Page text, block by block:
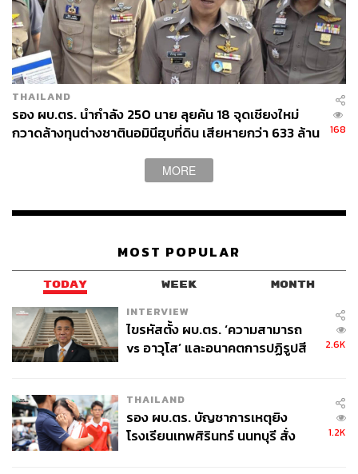
THAILAND
รอง ผบ.ตร. นำกำลัง 250 นาย ลุยค้น 18 จุดเชียงใหม่
กวาดล้างทุนต่างชาตินอมินีฮุบที่ดิน เสียหายกว่า 633 ล้าน
168
MORE
MOST POPULAR
TODAY WEEK MONTH
INTERVIEW
ไขรหัสตั้ง ผบ.ตร. ‘ความสามารถ
vs อาวุโส’ และอนาคตการปฏิรูปสี
2.6K
THAILAND
รอง ผบ.ตร. บัญชาการเหตุยิง
โรงเรียนเทพศิรินทร์ นนทบุรี สั่ง
1.2K